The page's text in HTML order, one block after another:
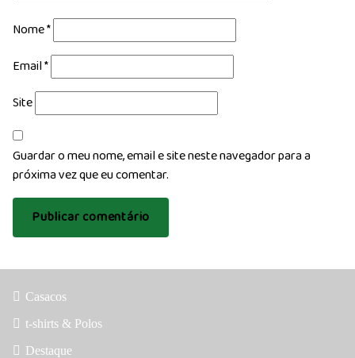
Nome*
Email*
Site
Guardar o meu nome, email e site neste navegador para a
próxima vez que eu comentar.
Casacos
t-shirts & Polos
Destaque